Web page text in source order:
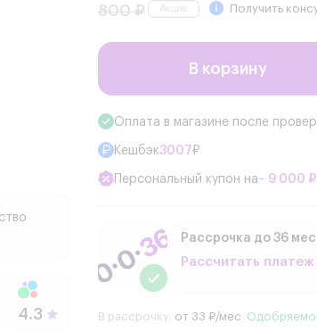
800 ₽ Получить
В корзину
Оплата в магазине после
Кешбэк3007₽
Персональный купон на− 9 000 ₽
Рассрочка до 36
Рассчитать платеж
В рассрочку: от 33 ₽/мес